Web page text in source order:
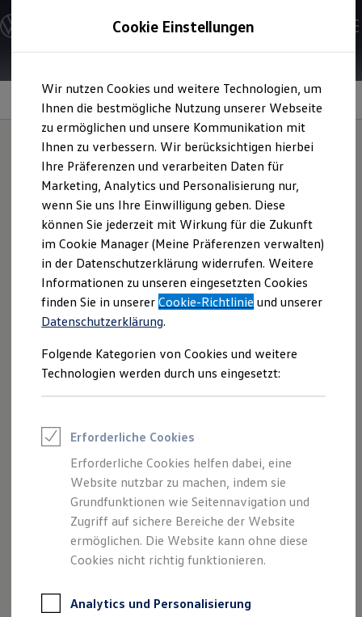
Hauptinhalt
springen
Footer
springen
Modelle und Konfigurator
Konfigurator
Modelle vergleichen
Elektroautos
ENERGY Sondermodelle
Nutzfahrzeuge
SUV und CUV
Familienautos
Kombis
Kompaktwagen
Sportwagen
Schnell verfügbare Fahrzeuge
Angebote und Produkte
Aktuelle Angebote
E-Auto-Förderung
Volkswagen Marktplatz
Die ENERGY Sondermodelle
Junge Gebrauchtwagen und Gebrauchtwagen
Volkswagen Zertifizierte Gebrauchtwagen
Elektromobilität bei Gebrauchtwagen
Saisonangebote
Reifenpakete
Leasing
Leasing-Angebote
Elektroauto Leasing
Kleinwagen-Leasing
Leasing ohne Anzahlung
Finanzierung
Autokredit mit Schlussrate
Versicherungen und Garantien
Kfz-Versicherung
Restschuldversicherungen
Garantien
Professional Class bei Volkswagen
Assistenzsysteme für mehr Sicherheit
Assistenzsysteme für
mehr Sicherheit im
Überblick:
Aktive Wankstabilisierung
Der optional erhältlicheKreuzungsassistent
unübersichtlichen
unterstützen – indem er Sie akustisch und visuell vor
anderen Fahrzeugen warnt. Falls notwendig, kann er sogar
eigenständig eine Notbremsung durchführen, um Unfälle zu
1 2
Cookie Einstellungen
Wir nutzen Cookies und weitere Technologien, um
Ihnen die bestmögliche Nutzung unserer Webseite
zu ermöglichen und unsere Kommunikation mit
Ihnen zu verbessern. Wir berücksichtigen hierbei
Ihre Präferenzen und verarbeiten Daten für
Marketing, Analytics und Personalisierung nur,
wenn Sie uns Ihre Einwilligung geben. Diese
können Sie jederzeit mit Wirkung für die Zukunft
im Cookie Manager (Meine Präferenzen verwalten)
in der Datenschutzerklärung widerrufen. Weitere
Informationen zu unseren eingesetzten Cookies
finden Sie in unsererCookie-Richtlinie und unserer
Datenschutzerklärung.
Folgende Kategorien von Cookies und weitere
Technologien werden durch uns eingesetzt:
Erforderliche Cookies
Erforderliche Cookies helfen dabei, eine
Website nutzbar zu machen, indem sie
Grundfunktionen wie Seitennavigation und
Zugriff auf sichere Bereiche der Website
ermöglichen. Die Website kann ohne diese
Cookies nicht richtig funktionieren.
Analytics und Personalisierung